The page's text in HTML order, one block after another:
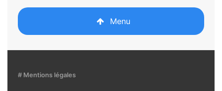
Menu
# Mentions légales